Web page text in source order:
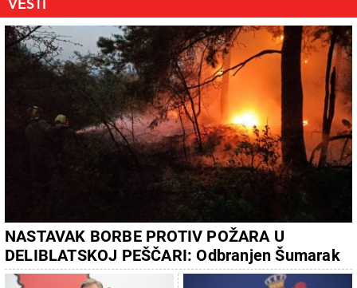
VESTI
NASTAVAK BORBE PROTIV POŽARA U
DELIBLATSKOJ PEŠČARI: Odbranjen Šumarak